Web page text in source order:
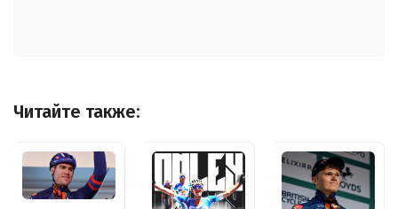
Читайте также: